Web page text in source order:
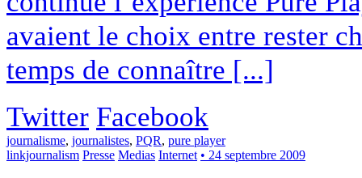
avaient le choix entre rester
temps de connaître [...]
Twitter Facebook
journalisme, journalistes, PQR, pure player
linkjournalism Presse Medias Internet • 24 septembre 2009